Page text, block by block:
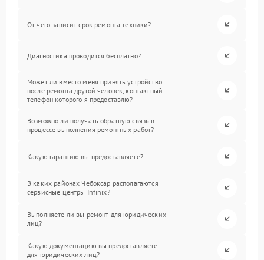
От чего зависит срок ремонта техники?
Диагностика проводится бесплатно?
Может ли вместо меня принять устройство
после ремонта другой человек, контактный
телефон которого я предоставлю?
Возможно ли получать обратную связь в
процессе выполнения ремонтных работ?
Какую гарантию вы предоставляете?
В каких районах Чебоксар располагаются
сервисные центры Infinix?
Выполняете ли вы ремонт для юридических
лиц?
Какую документацию вы предоставляете
для юридических лиц?